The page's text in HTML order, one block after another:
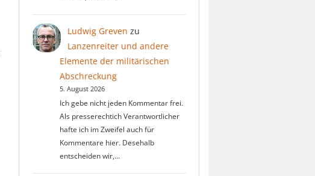
Ludwig Greven zu
Lanzenreiter und andere
Elemente der militärischen
Abschreckung
5. August 2026
Ich gebe nicht jeden Kommentar frei.
Als presserechtich Verantwortlicher
hafte ich im Zweifel auch für
Kommentare hier. Desehalb
entscheiden wir,…